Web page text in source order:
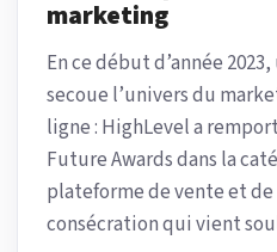
marketing
En ce début d’année
secoue l’univers du
ligne : HighLevel a
Future Awards dans la
plateforme de vente et
consécration qui vient